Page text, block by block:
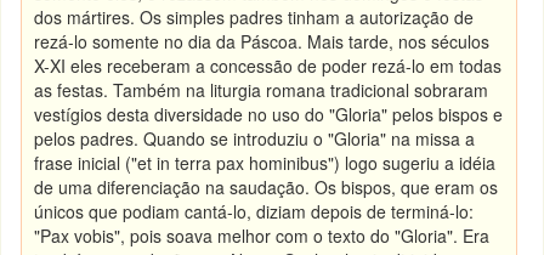
dos mártires. Os simples padres tinham a autorização de
rezá-lo somente no dia da Páscoa. Mais tarde, nos séculos
X-XI eles receberam a concessão de poder rezá-lo em todas
as festas. Também na liturgia romana tradicional sobraram
vestígios desta diversidade no uso do "Gloria" pelos bispos e
pelos padres. Quando se introduziu o "Gloria" na missa a
frase inicial ("et in terra pax hominibus") logo sugeriu a idéia
de uma diferenciação na saudação. Os bispos, que eram os
únicos que podiam cantá-lo, diziam depois de terminá-lo:
"Pax vobis", pois soava melhor com o texto do "Gloria". Era